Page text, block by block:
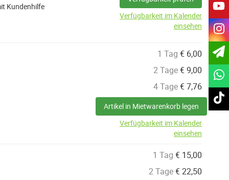
Verfügbarkeit im Kalender
einsehen
Kundenhilfe
1 Tag € 6,00
2 Tage€9,00
4 Tage€7,76
Artikel in Mietwarenkorb legen
Verfügbarkeit im Kalender
einsehen
1 Tag € 15,00
2 Tage€22,50